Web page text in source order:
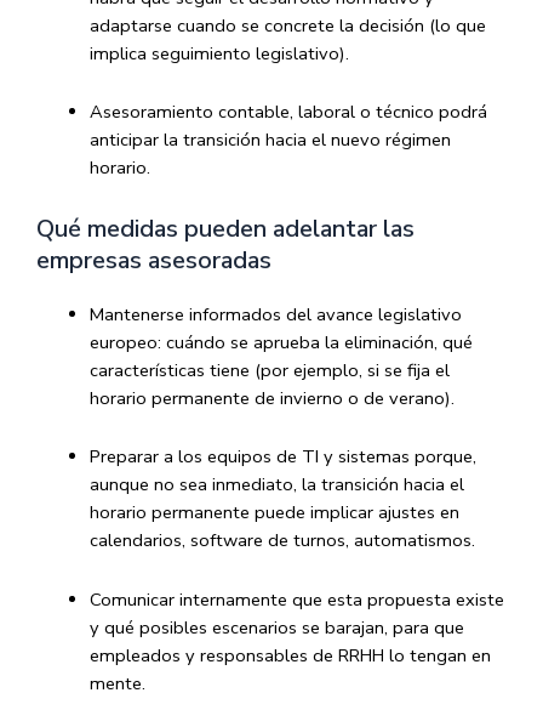
adaptarse cuando se concrete la decisión (lo que
implica seguimiento legislativo).
Asesoramiento contable, laboral o técnico podrá
anticipar la transición hacia el nuevo régimen
horario.
Qué medidas pueden adelantar las
empresas asesoradas
Mantenerse informados del avance legislativo
europeo: cuándo se aprueba la eliminación, qué
características tiene (por ejemplo, si se fija el
horario permanente de invierno o de verano).
Preparar a los equipos de TI y sistemas porque,
aunque no sea inmediato, la transición hacia el
horario permanente puede implicar ajustes en
calendarios, software de turnos, automatismos.
Comunicar internamente que esta propuesta existe
y qué posibles escenarios se barajan, para que
empleados y responsables de RRHH lo tengan en
mente.